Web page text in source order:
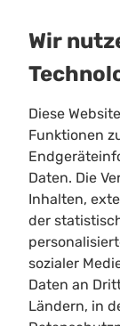
Wir
Diese
Funktionen
Daten. Die
Inhalten,
der
sozialer
Daten an
Ländern, in